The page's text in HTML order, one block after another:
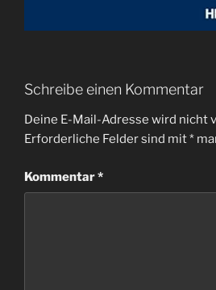
Schreibe einen Kommentar
Deine E-Mail-Adresse wird nicht
Erforderliche Felder sind mit*
Kommentar*